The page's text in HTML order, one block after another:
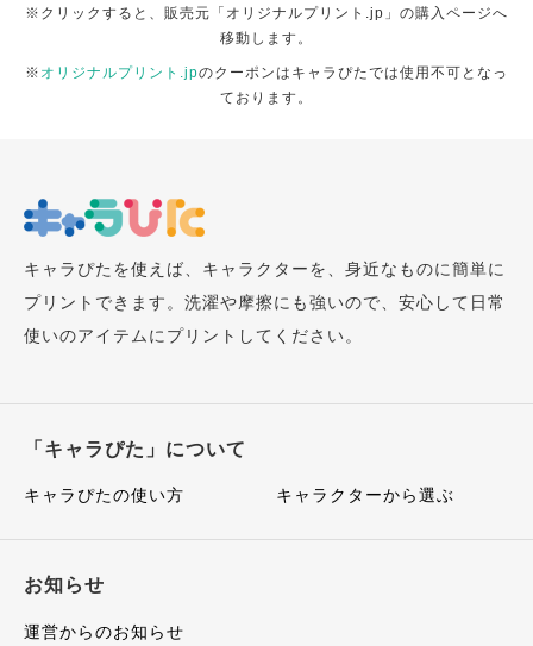
※クリックすると、販売元「オリジナルプリント.jp」の購入ページへ
移動します。
※ オリジナルプリント.jpのクーポンはキャラぴたでは使用不可となっ
ております。
キャラぴたを使えば、キャラクターを、身近なものに簡単に
プリントできます。洗濯や摩擦にも強いので、安心して日常
使いのアイテムにプリントしてください。
「キャラぴた」について
キャラぴたの使い方 キャラクターから選ぶ
お知らせ
運営からのお知らせ